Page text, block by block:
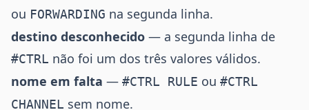
ou FORWARDING na segunda linha.
destino desconhecido — a segunda linha de
#CTRL não foi um dos três valores válidos.
nome em falta — #CTRL RULE ou #CTRL
CHANNEL sem nome.